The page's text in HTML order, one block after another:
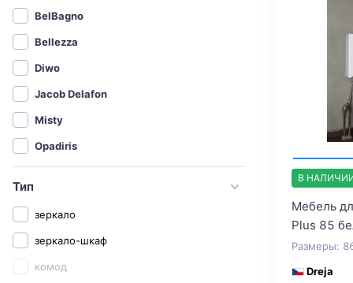
BelBagno
Bellezza
Diwo
Jacob Delafon
Misty
Opadiris
Бриклаер
СанТа
1MarKa
Тип
зеркало
зеркало-шкаф
комод
В
Мебель
Plus 85
Размеры:
Dreja